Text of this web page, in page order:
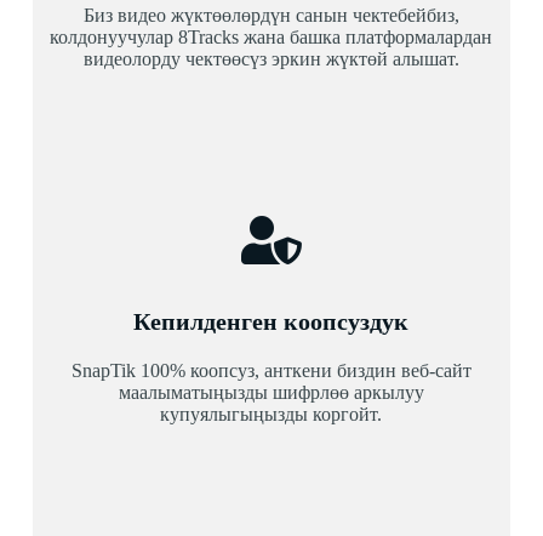
Биз видео жүктөөлөрдүн санын чектебейбиз,
колдонуучулар 8Tracks жана башка платформалардан
видеолорду чектөөсүз эркин жүктөй алышат.
Кепилденген коопсуздук
SnapTik 100% коопсуз, анткени биздин веб-сайт
маалыматыңызды шифрлөө аркылуу
купуялыгыңызды коргойт.